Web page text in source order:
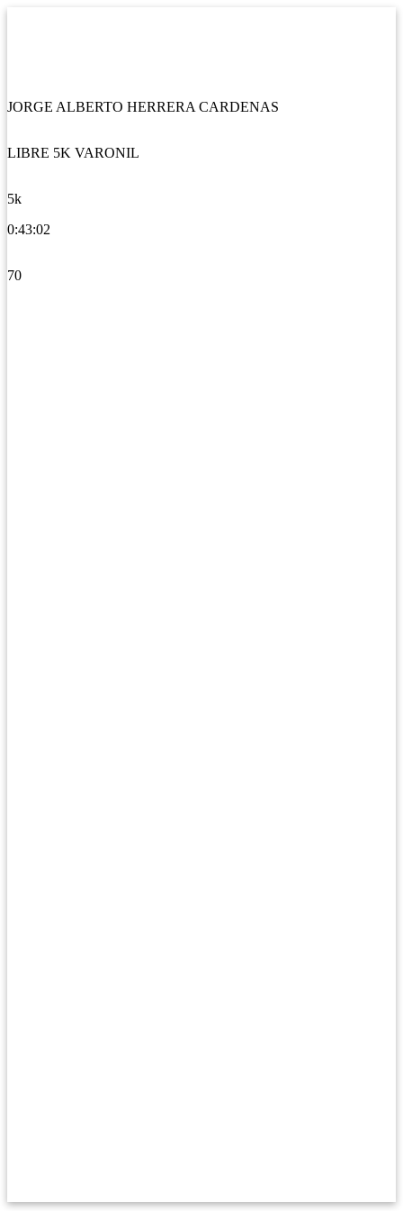
JORGE ALBERTO HERRERA CARDENAS
LIBRE 5K VARONIL
5k
0:43:02
70